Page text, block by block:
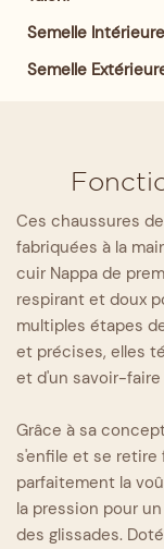
Semelle
Semelle
Ces chaussures
fabriquées à la
cuir Nappa de
respirant et doux
multiples étapes
et précises, elles
et d'un savoir-
Grâce à sa
s'enfile et se retire
parfaitement la
la pression pour
des glissades.